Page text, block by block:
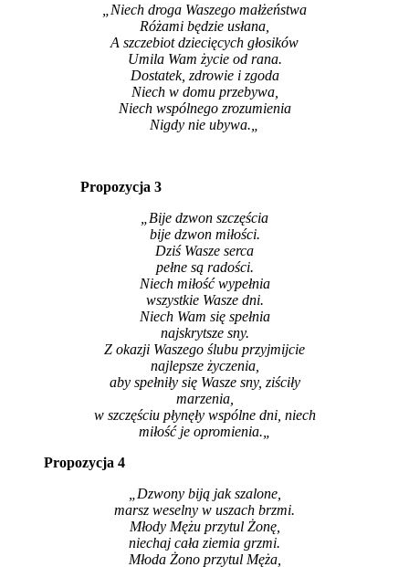
„Niech droga Waszego małżeństwa
Różami będzie usłana,
A szczebiot dziecięcych głosików
Umila Wam życie od rana.
Dostatek, zdrowie i zgoda
Niech w domu przebywa,
Niech wspólnego zrozumienia
Nigdy nie ubywa.
Propozycja 3
„Bije dzwon szczęścia
bije dzwon miłości.
Dziś Wasze serca
pełne są radości.
Niech miłość wypełnia
wszystkie Wasze dni.
Niech Wam się spełnia
najskrytsze sny.
Z okazji Waszego ślubu przyjmijcie
najlepsze życzenia,
aby spełniły się Wasze sny, ziściły
marzenia,
w szczęściu płynęły wspólne dni, niech
miłość je opromienia.
Propozycja 4
„Dzwony biją jak szalone,
marsz weselny w uszach brzmi.
Młody Mężu przytul Żonę,
niechaj cała ziemia grzmi.
Młoda Żono przytul Męża,